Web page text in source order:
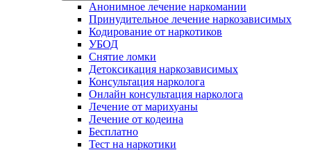
Анонимное лечение наркомании
Принудительное лечение наркозависимых
Кодирование от наркотиков
УБОД
Снятие ломки
Детоксикация наркозависимых
Консультация нарколога
Онлайн консультация нарколога
Лечение от марихуаны
Лечение от кодеина
Бесплатно
Тест на наркотики